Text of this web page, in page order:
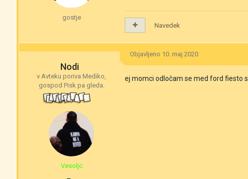
gostje
Navedek
Nodi
v Avteku poriva Mediko,
gospod Pisk pa gleda.
Vesoljc
Objavljeno 10. maj 2020
ej momci odločam se med ford fiesto